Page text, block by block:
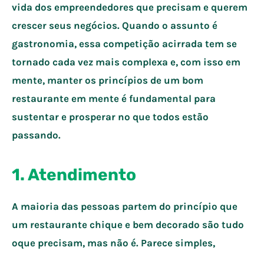
vida dos empreendedores que precisam e querem
crescer seus negócios. Quando o assunto é
gastronomia, essa competição acirrada tem se
tornado cada vez mais complexa e, com isso em
mente, manter os princípios de um bom
restaurante em mente é fundamental para
sustentar e prosperar no que todos estão
passando.
1. Atendimento
A maioria das pessoas partem do princípio que
um restaurante chique e bem decorado são tudo
oque precisam, mas não é. Parece simples,